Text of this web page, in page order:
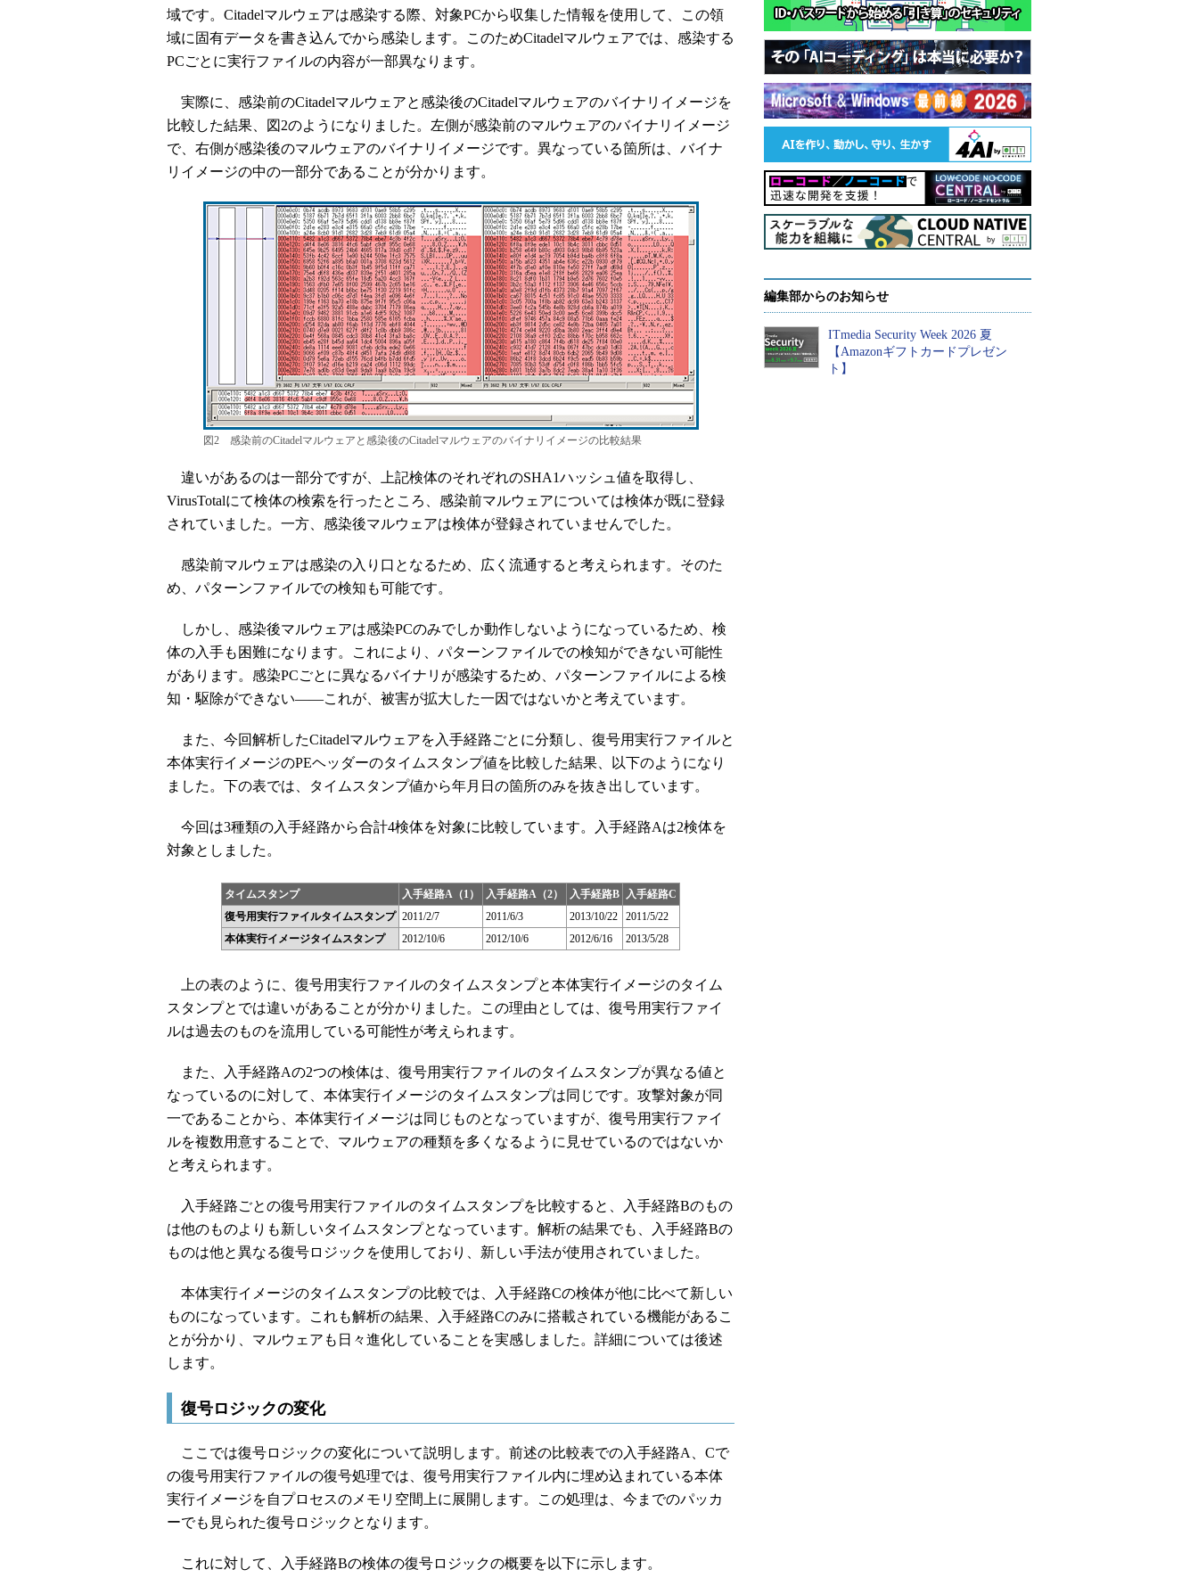
域です。Citadelマルウェアは感染する際、対象PCから収集した情報を使用して、この領
域に固有データを書き込んでから感染します。このためCitadelマルウェアでは、感染する
PCごとに実行ファイルの内容が一部異なります。
実際に、感染前のCitadelマルウェアと感染後のCitadelマルウェアのバイナリイメージを
比較した結果、図2のようになりました。左側が感染前のマルウェアのバイナリイメージ
で、右側が感染後のマルウェアのバイナリイメージです。異なっている箇所は、バイナ
リイメージの中の一部分であることが分かります。
図2 感染前のCitadelマルウェアと感染後のCitadelマルウェアのバイナリイメージの比較結果
違いがあるのは一部分ですが、上記検体のそれぞれのSHA1ハッシュ値を取得し、
VirusTotalにて検体の検索を行ったところ、感染前マルウェアについては検体が既に登録
されていました。一方、感染後マルウェアは検体が登録されていませんでした。
感染前マルウェアは感染の入り口となるため、広く流通すると考えられます。そのた
め、パターンファイルでの検知も可能です。
しかし、感染後マルウェアは感染PCのみでしか動作しないようになっているため、検
体の入手も困難になります。これにより、パターンファイルでの検知ができない可能性
があります。感染PCごとに異なるバイナリが感染するため、パターンファイルによる検
知・駆除ができない――これが、被害が拡大した一因ではないかと考えています。
また、今回解析したCitadelマルウェアを入手経路ごとに分類し、復号用実行ファイルと
本体実行イメージのPEヘッダーのタイムスタンプ値を比較した結果、以下のようになり
ました。下の表では、タイムスタンプ値から年月日の箇所のみを抜き出しています。
今回は3種類の入手経路から合計4検体を対象に比較しています。入手経路Aは2検体を
対象としました。
タイムスタンプ 入手経路A（1） 入手経路A（2） 入手経路B 入手経路C
復号用実行ファイルタイムスタンプ 2011/2/7 2011/6/3 2013/10/22
2011/5/22
本体実行イメージタイムスタンプ
2012/10/6 2012/10/6 2012/6/16 2013/5/28
上の表のように、復号用実行ファイルのタイムスタンプと本体実行イメージのタイム
スタンプとでは違いがあることが分かりました。この理由としては、復号用実行ファイ
ルは過去のものを流用している可能性が考えられます。
また、入手経路Aの2つの検体は、復号用実行ファイルのタイムスタンプが異なる値と
なっているのに対して、本体実行イメージのタイムスタンプは同じです。攻撃対象が同
一であることから、本体実行イメージは同じものとなっていますが、復号用実行ファイ
ルを複数用意することで、マルウェアの種類を多くなるように見せているのではないか
と考えられます。
入手経路ごとの復号用実行ファイルのタイムスタンプを比較すると、入手経路Bのもの
は他のものよりも新しいタイムスタンプとなっています。解析の結果でも、入手経路Bの
ものは他と異なる復号ロジックを使用しており、新しい手法が使用されていました。
本体実行イメージのタイムスタンプの比較では、入手経路Cの検体が他に比べて新しい
ものになっています。これも解析の結果、入手経路Cのみに搭載されている機能があるこ
とが分かり、マルウェアも日々進化していることを実感しました。詳細については後述
します。
復号ロジックの変化
ここでは復号ロジックの変化について説明します。前述の比較表での入手経路A、Cで
の復号用実行ファイルの復号処理では、復号用実行ファイル内に埋め込まれている本体
実行イメージを自プロセスのメモリ空間上に展開します。この処理は、今までのパッカ
ーでも見られた復号ロジックとなります。
これに対して、入手経路Bの検体の復号ロジックの概要を以下に示します。
編集部からのお知らせ
ITmedia Security Week 2026 夏
【Amazonギフトカードプレゼン
ト】